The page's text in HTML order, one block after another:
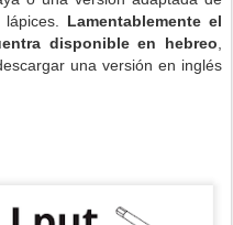
Lamentablemente el
disponible en hebreo
una versión en inglés